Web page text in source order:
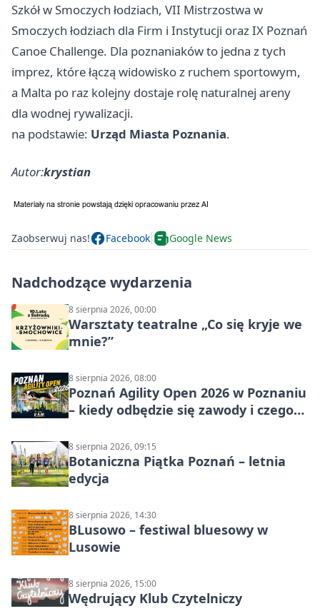
Szkół w Smoczych łodziach, VII Mistrzostwa w
Smoczych łodziach dla Firm i Instytucji oraz IX Poznań
Canoe Challenge. Dla poznaniaków to jedna z tych
imprez, które łączą widowisko z ruchem sportowym,
a Malta po raz kolejny dostaje rolę naturalnej areny
dla wodnej rywalizacji.
na podstawie: Urząd Miasta Poznania.
Autor:krystian
Zaobserwuj nas! Facebook Google News
Nadchodzące wydarzenia
8 sierpnia 2026, 00:00
Warsztaty teatralne „Co się kryje we
mnie?”
8 sierpnia 2026, 08:00
Poznań Agility Open 2026 w Poznaniu
– kiedy odbędzie się zawody i czego
8 sierpnia 2026, 09:15
Botaniczna Piątka Poznań – letnia
edycja
8 sierpnia 2026, 14:30
BLusowo – festiwal bluesowy w
Lusowie
8 sierpnia 2026, 15:00
Wędrujący Klub Czytelniczy